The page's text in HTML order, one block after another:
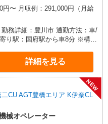
円〜 月収例：291,000円（月給
務詳細：豊川市 通勤方法：車/
り駅：国府駅から車8分 ※構内
詳細を見る
CU AGT豊橋エリア K伊奈CL
NEW
械オペレーター